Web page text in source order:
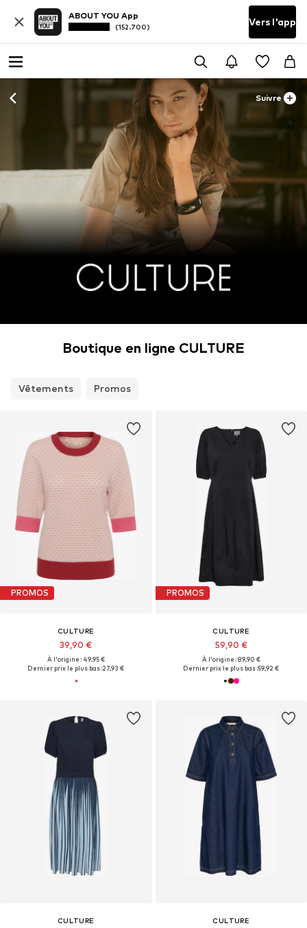
ABOUT YOU App
(152.700) Vers l'app
Suivre
Boutique en ligne CULTURE
Vêtements Promos
PROMOS
CULTURE
39,90 €
À l'origine : 49,95 €
Dernier prix le plus bas :27,93 €
PROMOS
CULTURE
59,90 €
À l'origine : 89,90 €
Dernier prix le plus bas :59,92 €
CULTURE CULTURE